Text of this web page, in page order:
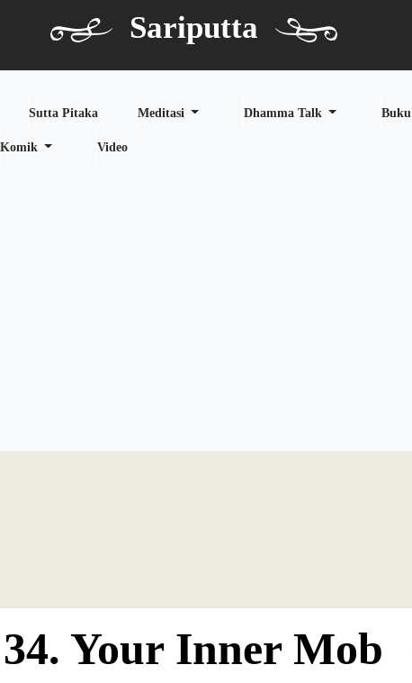
Sariputta
Sutta Pitaka Meditasi Dhamma Talk Buku
Komik Video
34. Your Inner Mob